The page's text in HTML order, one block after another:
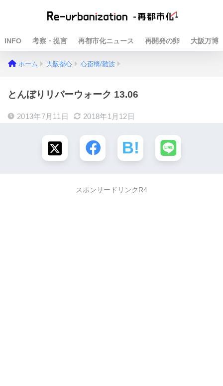
INFO 考察・提言 再都市化ニュース 再開発の卵 大阪万博
ホーム 大阪都心 心斎橋/難波
とんぼりリバーウォーク 13.06
2013年7月11日 2018年1月12日
スポンサードリンクR4